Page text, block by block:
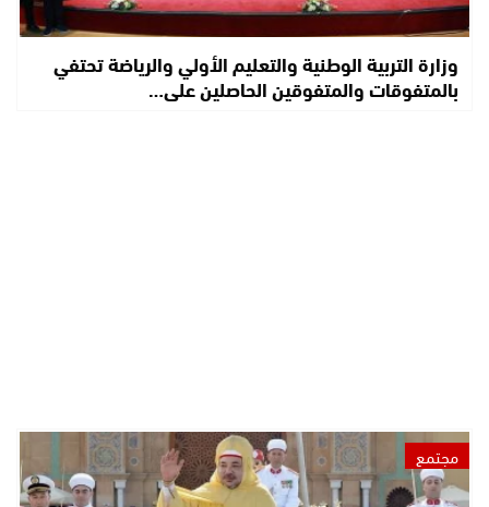
وزارة التربية الوطنية والتعليم الأولي والرياضة تحتفي
بالمتفوقات والمتفوقين الحاصلين على…
مجتمع